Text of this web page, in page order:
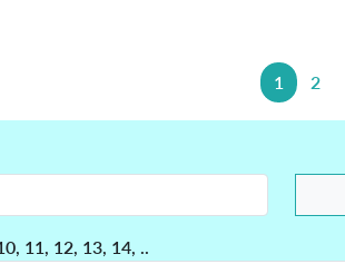
1 2
11, 12, 13, 14, ..